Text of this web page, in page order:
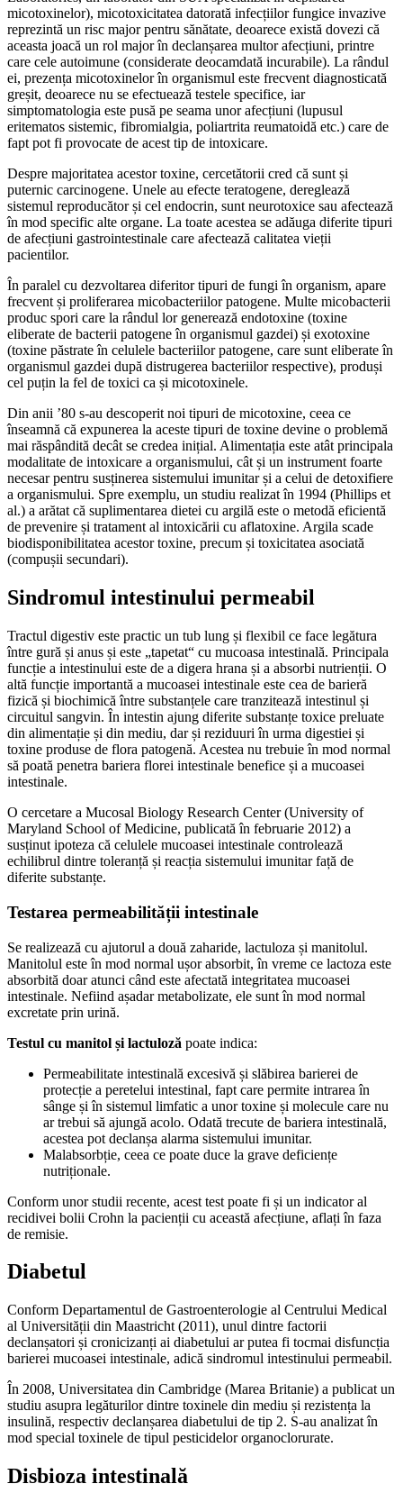
micotoxinelor), micotoxicitatea datorată infecțiilor fungice invazive
reprezintă un risc major pentru sănătate, deoarece există dovezi că
aceasta joacă un rol major în declanșarea multor afecțiuni, printre
care cele autoimune (considerate deocamdată incurabile). La rândul
ei, prezența micotoxinelor în organismul este frecvent diagnosticată
greșit, deoarece nu se efectuează testele specifice, iar
simptomatologia este pusă pe seama unor afecțiuni (lupusul
eritematos sistemic, fibromialgia, poliartrita reumatoidă etc.) care de
fapt pot fi provocate de acest tip de intoxicare.
Despre majoritatea acestor toxine, cercetătorii cred că sunt și
puternic carcinogene. Unele au efecte teratogene, dereglează
sistemul reproducător și cel endocrin, sunt neurotoxice sau afectează
în mod specific alte organe. La toate acestea se adăuga diferite tipuri
de afecțiuni gastrointestinale care afectează calitatea vieții
pacientilor.
În paralel cu dezvoltarea diferitor tipuri de fungi în organism, apare
frecvent și proliferarea micobacteriilor patogene. Multe micobacterii
produc spori care la rândul lor generează endotoxine (toxine
eliberate de bacterii patogene în organismul gazdei) și exotoxine
(toxine păstrate în celulele bacteriilor patogene, care sunt eliberate în
organismul gazdei după distrugerea bacteriilor respective), produși
cel puțin la fel de toxici ca și micotoxinele.
Din anii ’80 s-au descoperit noi tipuri de micotoxine, ceea ce
înseamnă că expunerea la aceste tipuri de toxine devine o problemă
mai răspândită decât se credea inițial. Alimentația este atât principala
modalitate de intoxicare a organismului, cât și un instrument foarte
necesar pentru susținerea sistemului imunitar și a celui de detoxifiere
a organismului. Spre exemplu, un studiu realizat în 1994 (Phillips et
al.) a arătat că suplimentarea dietei cu argilă este o metodă eficientă
de prevenire și tratament al intoxicării cu aflatoxine. Argila scade
biodisponibilitatea acestor toxine, precum și toxicitatea asociată
(compușii secundari).
Sindromul intestinului permeabil
Tractul digestiv este practic un tub lung și flexibil ce face legătura
între gură și anus și este „tapetat“ cu mucoasa intestinală. Principala
funcție a intestinului este de a digera hrana și a absorbi nutrienții. O
altă funcție importantă a mucoasei intestinale este cea de barieră
fizică și biochimică între substanțele care tranzitează intestinul și
circuitul sangvin. În intestin ajung diferite substanțe toxice preluate
din alimentație și din mediu, dar și reziduuri în urma digestiei și
toxine produse de flora patogenă. Acestea nu trebuie în mod normal
să poată penetra bariera florei intestinale benefice și a mucoasei
intestinale.
O cercetare a Mucosal Biology Research Center (University of
Maryland School of Medicine, publicată în februarie 2012) a
susținut ipoteza că celulele mucoasei intestinale controlează
echilibrul dintre toleranță și reacția sistemului imunitar față de
diferite substanțe.
Testarea permeabilității intestinale
Se realizează cu ajutorul a două zaharide, lactuloza și manitolul.
Manitolul este în mod normal ușor absorbit, în vreme ce lactoza este
absorbită doar atunci când este afectată integritatea mucoasei
intestinale. Nefiind așadar metabolizate, ele sunt în mod normal
excretate prin urină.
Testul cu manitol și lactuloză poate indica:
Permeabilitate intestinală excesivă și slăbirea barierei de
protecție a peretelui intestinal, fapt care permite intrarea în
sânge și în sistemul limfatic a unor toxine și molecule care nu
ar trebui să ajungă acolo. Odată trecute de bariera intestinală,
acestea pot declanșa alarma sistemului imunitar.
Malabsorbție, ceea ce poate duce la grave deficiențe
nutriționale.
Conform unor studii recente, acest test poate fi și un indicator al
recidivei bolii Crohn la pacienții cu această afecțiune, aflați în faza
de remisie.
Diabetul
Conform Departamentul de Gastroenterologie al Centrului Medical
al Universității din Maastricht (2011), unul dintre factorii
declanșatori și cronicizanți ai diabetului ar putea fi tocmai disfuncția
barierei mucoasei intestinale, adică sindromul intestinului permeabil.
În 2008, Universitatea din Cambridge (Marea Britanie) a publicat un
studiu asupra legăturilor dintre toxinele din mediu și rezistența la
insulină, respectiv declanșarea diabetului de tip 2. S-au analizat în
mod special toxinele de tipul pesticidelor organoclorurate.
Disbioza intestinală